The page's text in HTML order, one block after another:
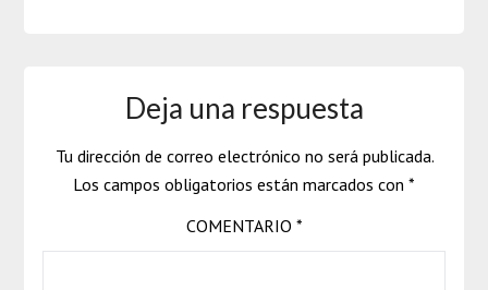
Deja una respuesta
Tu dirección de correo electrónico no será publicada.
Los campos obligatorios están marcados con *
COMENTARIO *